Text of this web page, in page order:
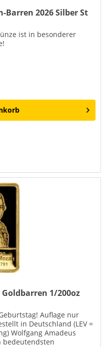
2026 Silber St
ist in besonderer
1/200oz
Auflage nur
in Deutschland (LEV =
Wolfgang Amadeus
bedeutendsten